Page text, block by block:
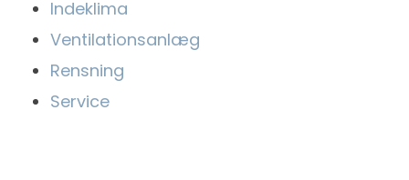
Indeklima
Ventilationsanlæg
Rensning
Service